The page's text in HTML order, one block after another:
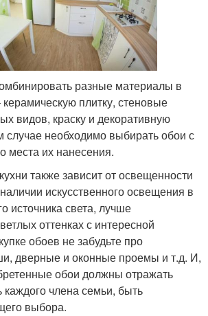
разные материалы в
керамическую плитку, стеновые
видов, краску и декоративную
случае необходимо выбирать обои с
места их нанесения.
также зависит от освещенности
искусственного освещения в
источника света, лучше
оттенках с интересной
обоев не забудьте про
дверные и оконные проемы и т.д. И,
обои должны отражать
каждого члена семьи, быть
выбора.